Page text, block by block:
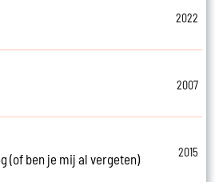
2022
2007
(of ben je mij al vergeten)
2015